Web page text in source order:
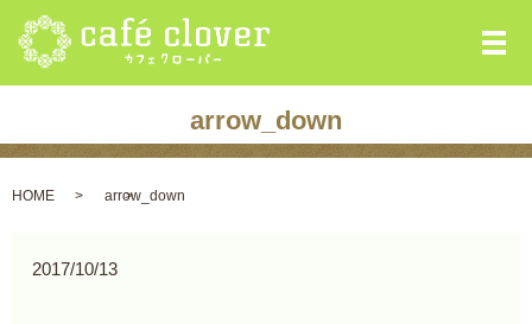
メ
arrow_down
HOME arrow_down
2017/10/13